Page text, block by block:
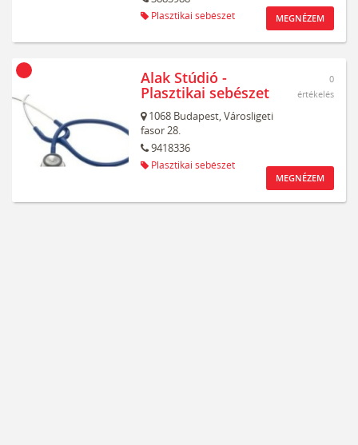
Plasztikai sebészet MEGNÉZEM
Alak Stúdió -
Plasztikai sebészet
1068 Budapest,Városligeti
fasor 28.
9418336
Plasztikai sebészet
0
értékelés
MEGNÉZEM